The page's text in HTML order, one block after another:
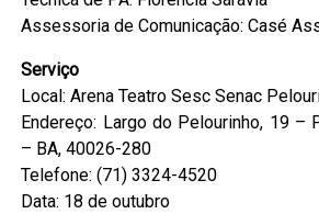
Assessoria de Comunicação: Casé
Serviço
Local: Arena Teatro Sesc Senac
Endereço: Largo do Pelourinho, 19 –
– BA, 40026-280
Telefone: (71) 3324-4520
Data: 18 de outubro